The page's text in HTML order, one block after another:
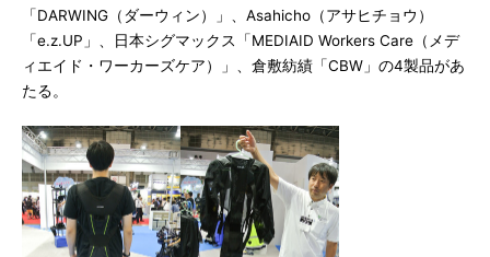
「DARWING（ダーウィン）」、Asahicho（アサヒチョウ）
「e.z.UP」、日本シグマックス「MEDIAID Workers Care（メデ
ィエイド・ワーカーズケア）」、倉敷紡績「CBW」の4製品があ
たる。